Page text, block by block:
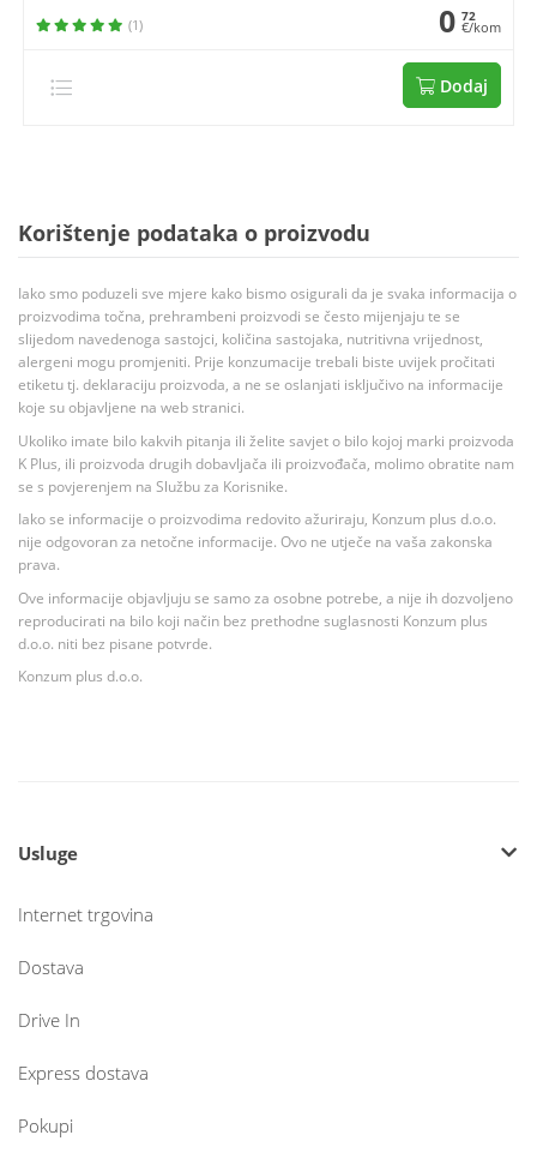
(1) 0 72
€/kom
Dodaj
Korištenje podataka o proizvodu
Iako smo poduzeli sve mjere kako bismo osigurali da je svaka informacija o
proizvodima točna, prehrambeni proizvodi se često mijenjaju te se
slijedom navedenoga sastojci, količina sastojaka, nutritivna vrijednost,
alergeni mogu promjeniti. Prije konzumacije trebali biste uvijek pročitati
etiketu tj. deklaraciju proizvoda, a ne se oslanjati isključivo na informacije
koje su objavljene na web stranici.
Ukoliko imate bilo kakvih pitanja ili želite savjet o bilo kojoj marki proizvoda
K Plus, ili proizvoda drugih dobavljača ili proizvođača, molimo obratite nam
se s povjerenjem na Službu za Korisnike.
Iako se informacije o proizvodima redovito ažuriraju, Konzum plus d.o.o.
nije odgovoran za netočne informacije. Ovo ne utječe na vaša zakonska
prava.
Ove informacije objavljuju se samo za osobne potrebe, a nije ih dozvoljeno
reproducirati na bilo koji način bez prethodne suglasnosti Konzum plus
d.o.o. niti bez pisane potvrde.
Konzum plus d.o.o.
Usluge
Internet trgovina
Dostava
Drive In
Express dostava
Pokupi